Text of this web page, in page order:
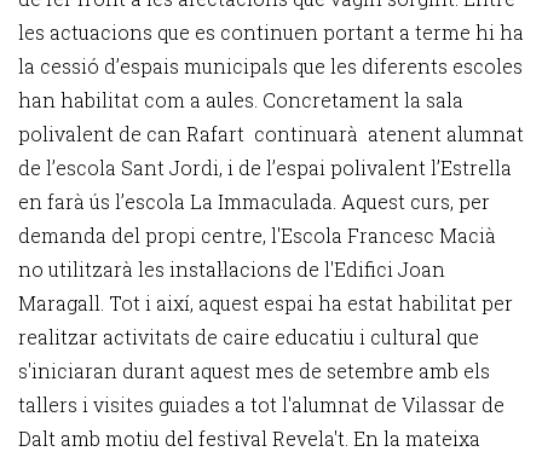
les actuacions que es continuen portant a terme hi ha
la cessió d’espais municipals que les diferents escoles
han habilitat com a aules. Concretament la sala
polivalent de can Rafart continuarà atenent alumnat
de l’escola Sant Jordi, i de l’espai polivalent l’Estrella
en farà ús l’escola La Immaculada. Aquest curs, per
demanda del propi centre, l'Escola Francesc Macià
no utilitzarà les instal·lacions de l'Edifici Joan
Maragall. Tot i així, aquest espai ha estat habilitat per
realitzar activitats de caire educatiu i cultural que
s'iniciaran durant aquest mes de setembre amb els
tallers i visites guiades a tot l'alumnat de Vilassar de
Dalt amb motiu del festival Revela't. En la mateixa